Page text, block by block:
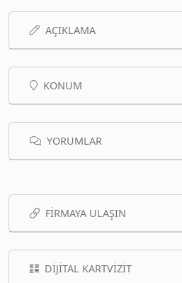
AÇIKLAMA
KONUM
YORUMLAR
FIRMAYA ULAŞIN
DIJITAL KARTVIZIT